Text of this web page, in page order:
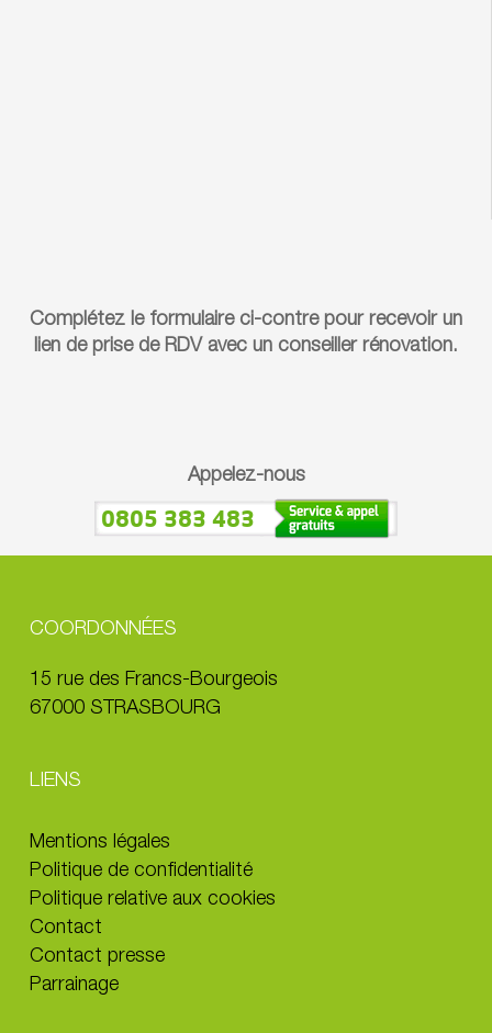
Complétez le formulaire ci-contre pour recevoir un
lien de prise de RDV avec un conseiller rénovation.
Appelez-nous
0805 383 483
COORDONNÉES
15 rue des Francs-Bourgeois
67000 STRASBOURG
LIENS
Mentions légales
Politique de confidentialité
Politique relative aux cookies
Contact
Contact presse
Parrainage